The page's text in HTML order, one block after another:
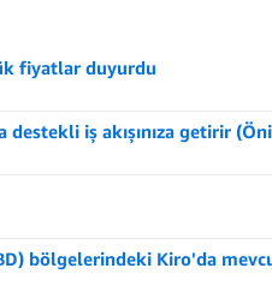
fiyatlar duyurdu
destekli iş akışınıza getirir
bölgelerindeki Kiro'da